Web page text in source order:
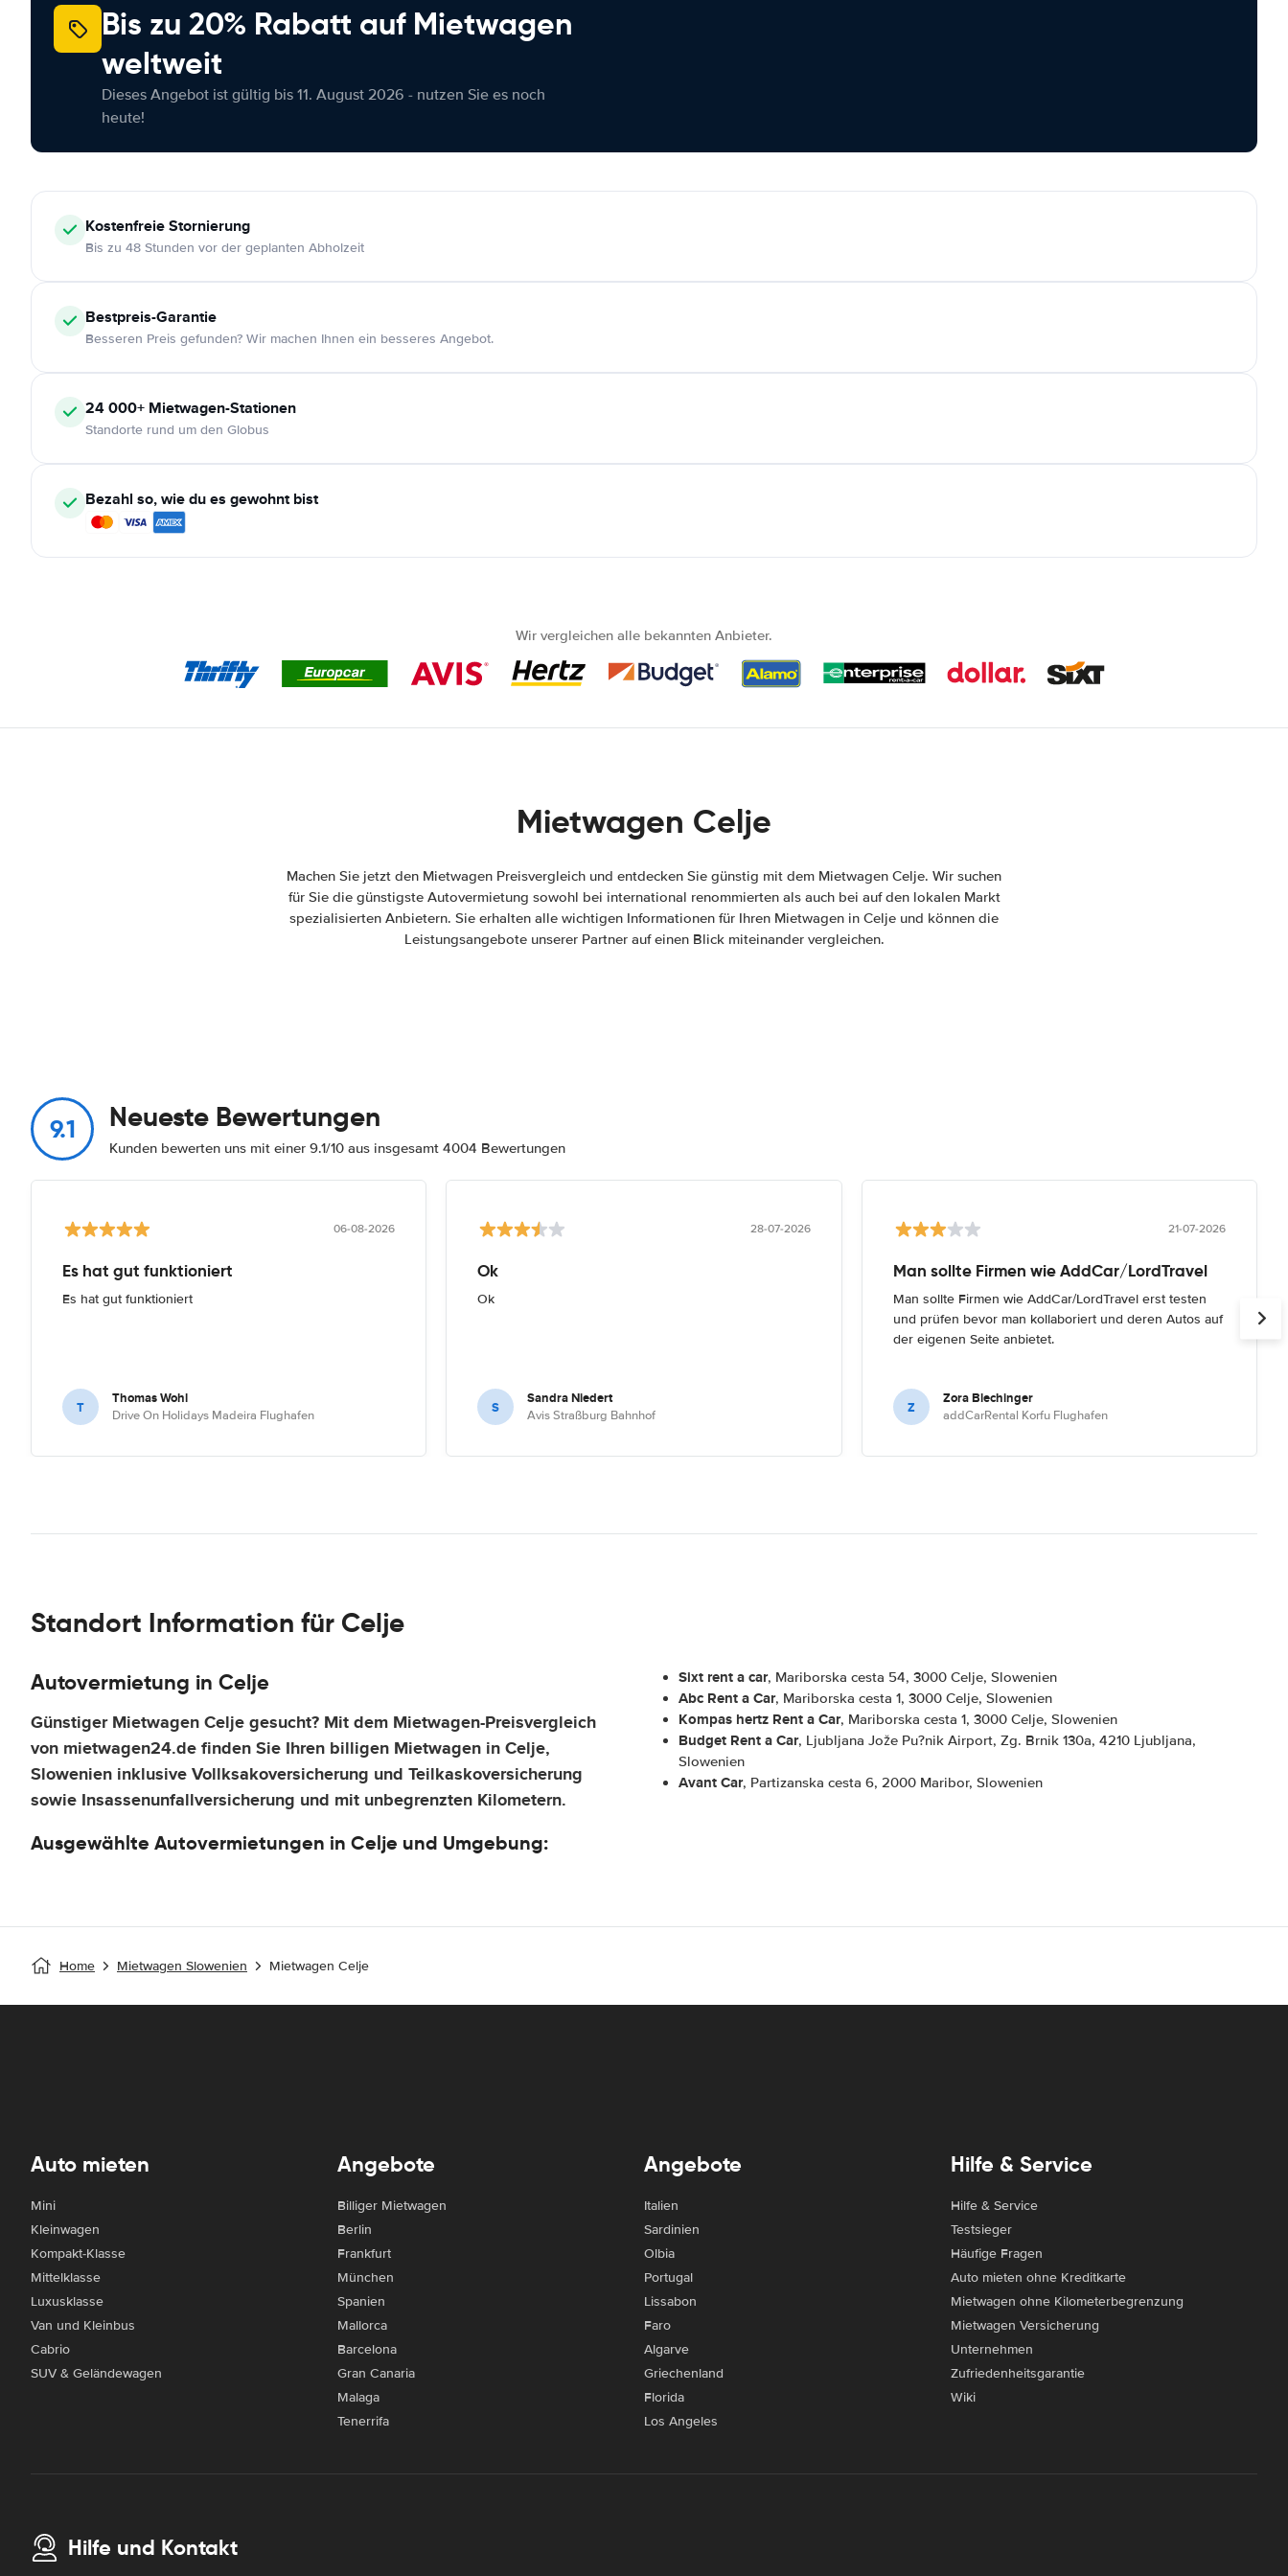
Bis zu 20% Rabatt auf Mietwagen
weltweit
Dieses Angebot ist gültig bis 11. August 2026 - nutzen Sie es noch
heute!
KostenfreieStornierung
Bis zu 48 Stunden vor der geplanten Abholzeit
Bestpreis-Garantie
Besseren Preis gefunden? Wir machen Ihnen ein besseres Angebot.
24 000+ Mietwagen-Stationen
Standorte rund um den Globus
Bezahl so, wie du es gewohnt bist
Wir vergleichen alle bekannten Anbieter.
Mietwagen Celje
Machen Sie jetzt den Mietwagen Preisvergleich und entdecken Sie günstig mit dem Mietwagen Celje. Wir suchen
für Sie die günstigste Autovermietung sowohl bei international renommierten als auch bei auf den lokalen Markt
spezialisierten Anbietern. Sie erhalten alle wichtigen Informationen für Ihren Mietwagen in Celje und können die
Leistungsangebote unserer Partner auf einen Blick miteinander vergleichen.
9.1 Neueste Bewertungen
Kunden bewerten uns mit einer 9.1/10 aus insgesamt 4004 Bewertungen
06-08-2026
Es hat gut funktioniert
Es hat gut funktioniert
T Thomas Wohl
Drive On Holidays Madeira Flughafen
28-07-2026
Ok
Ok
S Sandra Niedert
Avis Straßburg Bahnhof
21-07-2026
Man sollte Firmen wie AddCar/LordTravel
Man sollte Firmen wie AddCar/LordTravel erst testen
und prüfen bevor man kollaboriert und deren Autos auf
der eigenen Seite anbietet.
Z Zora Blechinger
addCarRental Korfu Flughafen
Standort Information für Celje
Autovermietung in Celje
Günstiger Mietwagen Celje gesucht? Mit dem Mietwagen-Preisvergleich
von mietwagen24.de finden Sie Ihren billigen Mietwagen in Celje,
Slowenien inklusive Vollksakoversicherung und Teilkaskoversicherung
sowie Insassenunfallversicherung und mit unbegrenzten Kilometern.
Ausgewählte Autovermietungen in Celje und Umgebung:
Sixt rent a car, Mariborska cesta 54, 3000 Celje, Slowenien
Abc Rent a Car, Mariborska cesta 1, 3000 Celje, Slowenien
Kompas hertz Rent a Car, Mariborska cesta 1, 3000 Celje, Slowenien
Budget Rent a Car, Ljubljana Jože Pu?nik Airport, Zg. Brnik 130a, 4210 Ljubljana,
Slowenien
Avant Car, Partizanska cesta 6, 2000 Maribor, Slowenien
Home Mietwagen Slowenien Mietwagen Celje
Auto mieten
Mini
Kleinwagen
Kompakt-Klasse
Mittelklasse
Luxusklasse
Van und Kleinbus
Cabrio
SUV & Geländewagen
Angebote
Billiger Mietwagen
Berlin
Frankfurt
München
Spanien
Mallorca
Barcelona
Gran Canaria
Malaga
Tenerrifa
Angebote
Italien
Sardinien
Olbia
Portugal
Lissabon
Faro
Algarve
Griechenland
Florida
Los Angeles
Hilfe & Service
Hilfe & Service
Testsieger
Häufige Fragen
Auto mieten ohne Kreditkarte
Mietwagen ohne Kilometerbegrenzung
Mietwagen Versicherung
Unternehmen
Zufriedenheitsgarantie
Wiki
Hilfe und Kontakt